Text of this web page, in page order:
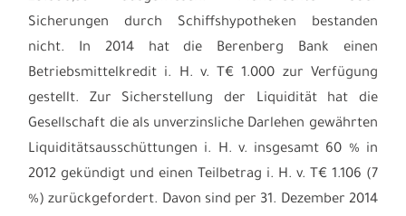
Sicherungen durch Schiffshypotheken bestanden
nicht. In 2014 hat die Berenberg Bank einen
Betriebsmittelkredit i. H. v. T€ 1.000 zur Verfügung
gestellt. Zur Sicherstellung der Liquidität hat die
Gesellschaft die als unverzinsliche Darlehen gewährten
Liquiditätsausschüttungen i. H. v. insgesamt 60 % in
2012 gekündigt und einen Teilbetrag i. H. v. T€ 1.106 (7
%) zurückgefordert. Davon sind per 31. Dezember 2014